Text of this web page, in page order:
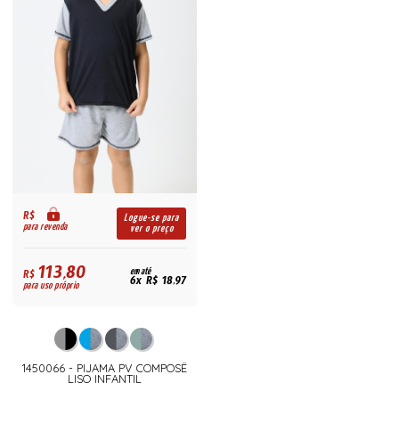
R$
para revenda
Logue-se para
ver o preço
R$113,80
para uso próprio
em até
6x R$ 18,97
1450066 - PIJAMA PV COMPOSÊ
LISO INFANTIL